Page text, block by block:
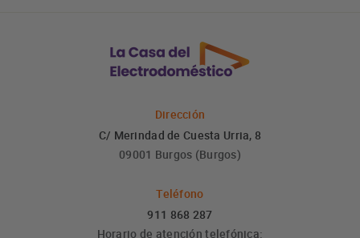
Dirección
C/ Merindad de Cuesta Urria, 8
09001 Burgos (Burgos)
Teléfono
911 868 287
Horario de atención telefónica: